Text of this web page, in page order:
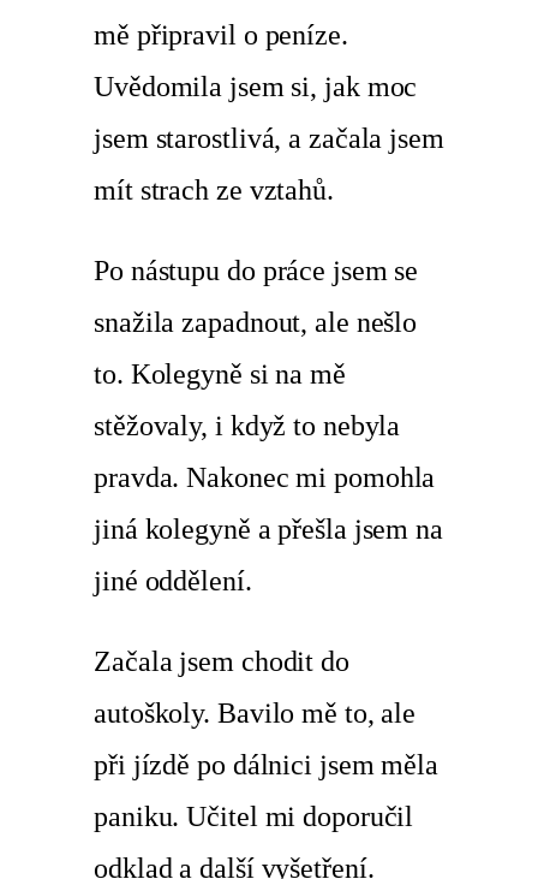
mě připravil o peníze.
Uvědomila jsem si, jak moc
jsem starostlivá, a začala jsem
mít strach ze vztahů.
Po nástupu do práce jsem se
snažila zapadnout, ale nešlo
to. Kolegyně si na mě
stěžovaly, i když to nebyla
pravda. Nakonec mi pomohla
jiná kolegyně a přešla jsem na
jiné oddělení.
Začala jsem chodit do
autoškoly. Bavilo mě to, ale
při jízdě po dálnici jsem měla
paniku. Učitel mi doporučil
odklad a další vyšetření.